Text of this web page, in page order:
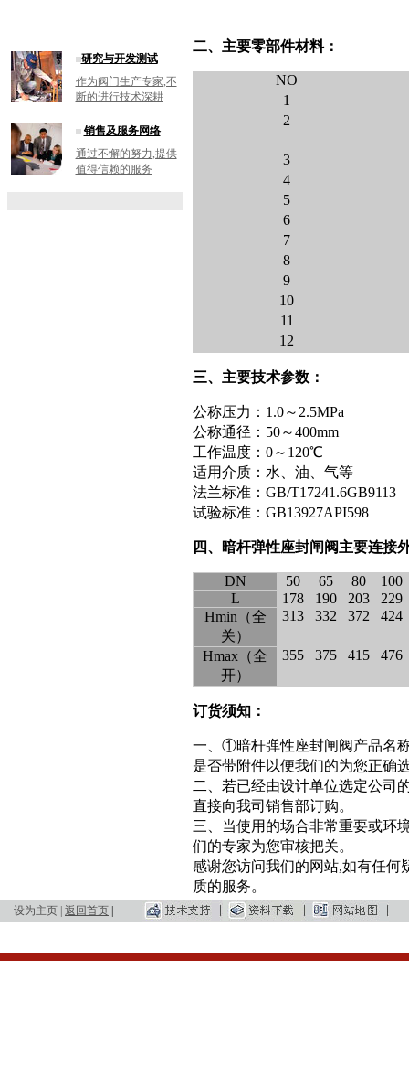
研究与开发测试
作为阀门生产专家,不
断的进行技术深耕
销售及服务网络
通过不懈的努力,提供
值得信赖的服务
二、主要零部件材料：
NO
1
2
3
4
5
6
7
8
9
10
11
12
三、主要技术参数：
公称压力：1.0～2.5MPa
公称通径：50～400mm
工作温度：0～120℃
适用介质：水、油、气等
法兰标准：GB/T17241.6GB9113
试验标准：GB13927API598
四、暗杆弹性座封闸阀主要连接
DN 50 65 80
100
L
178 190 203
229
Hmin（全
关）
313 332 372 424
Hmax（全
开）
355 375 415 476
订货须知：
一、①暗杆弹性座封闸阀产品名
是否带附件以便我们的为您正确
二、若已经由设计单位选定公司
直接向我司销售部订购。
三、当使用的场合非常重要或环
们的专家为您审核把关。
感谢您访问我们的网站,如有任何
质的服务。
设为主页 返回首页